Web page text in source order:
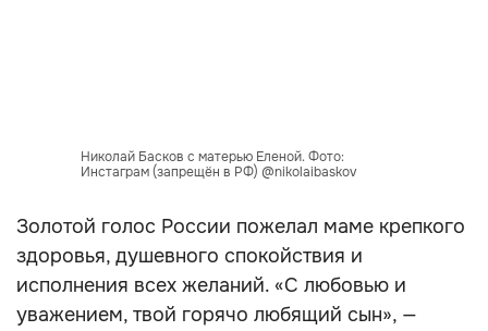
Николай Басков с матерью Еленой. Фото:
Инстаграм (запрещён в РФ) @nikolaibaskov
Золотой голос России пожелал маме крепкого
здоровья, душевного спокойствия и
исполнения всех желаний. «С любовью и
уважением, твой горячо любящий сын», —